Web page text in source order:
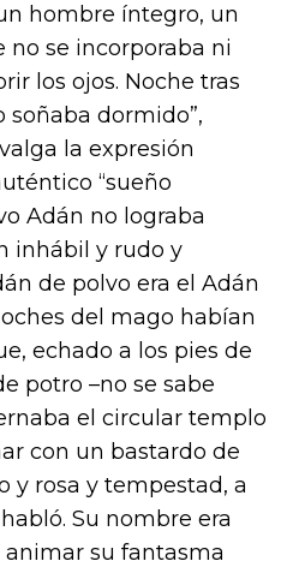
hombre íntegro, un
no se incorporaba ni
los ojos. Noche tras
soñaba dormido”,
la expresión
“sueño
Adán no lograba
inhábil y rudo y
de polvo era el Adán
del mago habían
echado a los pies de
potro –no se sabe
el circular templo
con un bastardo de
y rosa y tempestad, a
Su nombre era
su fantasma